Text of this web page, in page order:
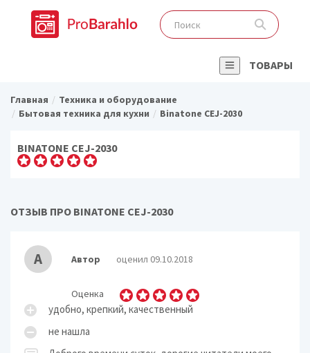
ТОВАРЫ
Главная
Техника и оборудование
Бытовая техника для кухни
Binatone CEJ-2030
BINATONE CEJ-2030
ОТЗЫВ ПРО BINATONE CEJ-2030
А Автор оценил 09.10.2018
Оценка
удобно, крепкий, качественный
не нашла